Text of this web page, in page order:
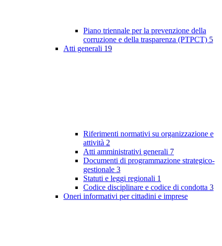
Piano triennale per la prevenzione della
corruzione e della trasparenza (PTPCT) 5
Atti generali 19
Riferimenti normativi su organizzazione e
attività 2
Atti amministrativi generali 7
Documenti di programmazione strategico-
gestionale 3
Statuti e leggi regionali 1
Codice disciplinare e codice di condotta 3
Oneri informativi per cittadini e imprese